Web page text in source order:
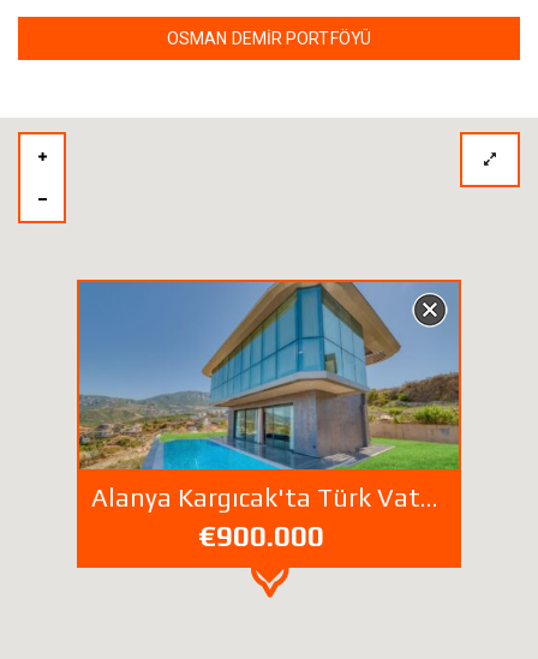
OSMAN DEMIR PORTFÖYÜ
Alanya Kargıcak'ta Türk Vatandaşlığına Uygun Müstakil Villa
€900.000